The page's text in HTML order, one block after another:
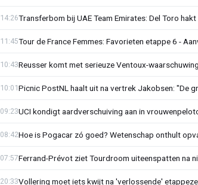
Transferbom bij UAE Team Emirates: Del Toro
14:26
Tour de France Femmes: Favorieten etappe 6 -
11:45
Reusser komt met serieuze Ventoux-
10:43
Picnic PostNL haalt uit na vertrek Jakobsen: "De
10:01
UCI kondigt aardverschuiving aan in
09:23
Hoe is Pogacar zó goed? Wetenschap onthult
08:42
Ferrand-Prévot ziet Tourdroom uiteenspatten na
07:57
Vollering moet iets kwijt na 'verlossende'
20:33